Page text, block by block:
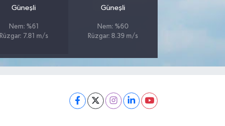
Güneşli
Nem: %61
Rüzgar: 7.81 m/s
Güneşli
Nem: %60
Rüzgar: 8.39 m/s